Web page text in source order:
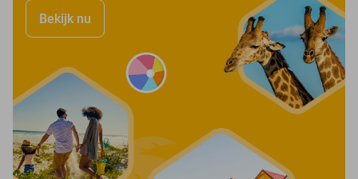
Bekijk nu